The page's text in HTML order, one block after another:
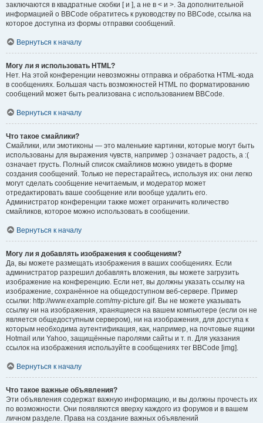
заключаются в квадратные скобки [ и ], а не в < и >. За дополнительной
информацией о BBCode обратитесь к руководству по BBCode, ссылка на
которое доступна из формы отправки сообщений.
Вернуться к началу
Могу ли я использовать HTML?
Нет. На этой конференции невозможны отправка и обработка HTML-кода
в сообщениях. Большая часть возможностей HTML по форматированию
сообщений может быть реализована с использованием BBCode.
Вернуться к началу
Что такое смайлики?
Смайлики, или эмотиконы — это маленькие картинки, которые могут быть
использованы для выражения чувств, например :) означает радость, а :(
означает грусть. Полный список смайликов можно увидеть в форме
создания сообщений. Только не перестарайтесь, используя их: они легко
могут сделать сообщение нечитаемым, и модератор может
отредактировать ваше сообщение или вообще удалить его.
Администратор конференции также может ограничить количество
смайликов, которое можно использовать в сообщении.
Вернуться к началу
Могу ли я добавлять изображения к сообщениям?
Да, вы можете размещать изображения в ваших сообщениях. Если
администратор разрешил добавлять вложения, вы можете загрузить
изображение на конференцию. Если нет, вы должны указать ссылку на
изображение, сохранённое на общедоступном веб-сервере. Пример
ссылки: http://www.example.com/my-picture.gif. Вы не можете указывать
ссылку ни на изображения, хранящиеся на вашем компьютере (если он не
является общедоступным сервером), ни на изображения, для доступа к
которым необходима аутентификация, как, например, на почтовые ящики
Hotmail или Yahoo, защищённые паролями сайты и т. п. Для указания
ссылок на изображения используйте в сообщениях тег BBCode [img].
Вернуться к началу
Что такое важные объявления?
Эти объявления содержат важную информацию, и вы должны прочесть их
по возможности. Они появляются вверху каждого из форумов и в вашем
личном разделе. Права на создание важных объявлений